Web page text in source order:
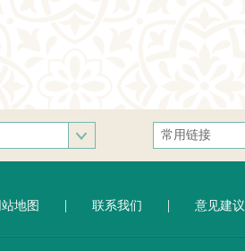
常用链接
中央统战部
人民网
新华网
站地图 | 联系我们 | 意见建议